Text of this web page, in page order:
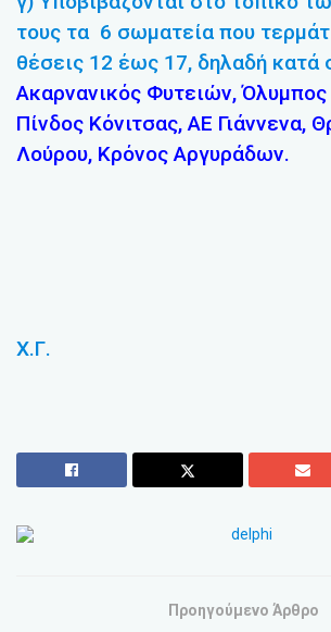
τους τα 6 σωματεία που
θέσεις 12 έως 17, δηλαδή κατά
Ακαρνανικός Φυτειών,
Πίνδος Κόνιτσας, ΑΕ Γιάννενα,
Λούρου, Κρόνος Αργυράδων.
Χ.Γ.
Προηγούμενο Άρθρο